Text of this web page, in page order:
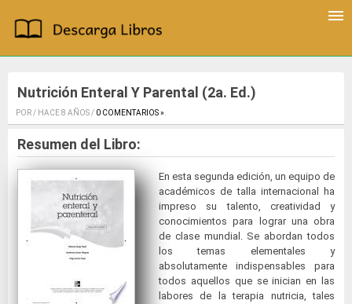
Nutrición Enteral Y Parental (2a. Ed.)
POR / HACE 8 AÑOS / 0 COMENTARIOS ».
Resumen del Libro:
En esta segunda edición, un equipo de
académicos de talla internacional ha
impreso su talento, creatividad y
conocimientos para lograr una obra
de clase mundial. Se abordan todos
los temas elementales y
absolutamente indispensables para
todos aquellos que se inician en las
labores de la terapia nutricia, tales